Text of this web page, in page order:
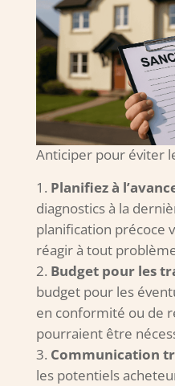
Anticiper pour éviter
Planifiez à
diagnostics à la
planification précoce
réagir à tout
Budget pour les
budget pour les
en conformité ou de
pourraient être
Communication
les potentiels